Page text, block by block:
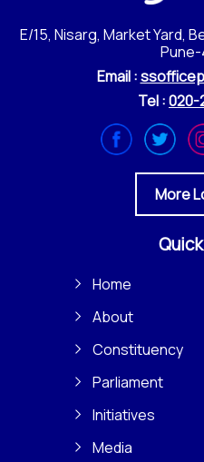
E/15, Nisarg, Market Yard,
Pune-
Email :
Tel :020-
More
Home
About
Constituency
Parliament
Initiatives
Media